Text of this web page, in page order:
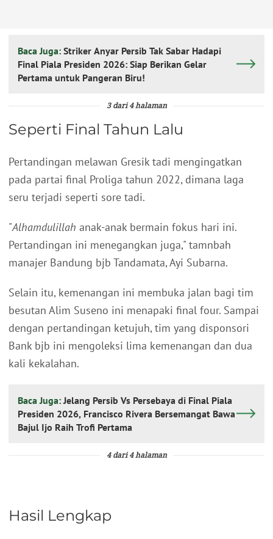
Baca Juga: Striker Anyar Persib Tak Sabar Hadapi
Final Piala Presiden 2026: Siap Berikan Gelar
Pertama untuk Pangeran Biru!
3 dari 4 halaman
Seperti Final Tahun Lalu
Pertandingan melawan Gresik tadi mengingatkan
pada partai final Proliga tahun 2022, dimana laga
seru terjadi seperti sore tadi.
"Alhamdulillah anak-anak bermain fokus hari ini.
Pertandingan ini menegangkan juga," tamnbah
manajer Bandung bjb Tandamata, Ayi Subarna.
Selain itu, kemenangan ini membuka jalan bagi tim
besutan Alim Suseno ini menapaki final four. Sampai
dengan pertandingan ketujuh, tim yang disponsori
Bank bjb ini mengoleksi lima kemenangan dan dua
kali kekalahan.
Baca Juga: Jelang Persib Vs Persebaya di Final Piala
Presiden 2026, Francisco Rivera Bersemangat Bawa
Bajul Ijo Raih Trofi Pertama
4 dari 4 halaman
Hasil Lengkap